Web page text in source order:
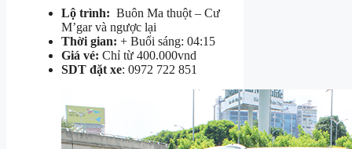
Lộ trình: Buôn Ma thuột – Cư
M’gar và ngược lại
Thời gian: + Buổi sáng: 04:15
Giá vé: Chỉ từ 400.000vnd
SDT đặt xe: 0972 722 851